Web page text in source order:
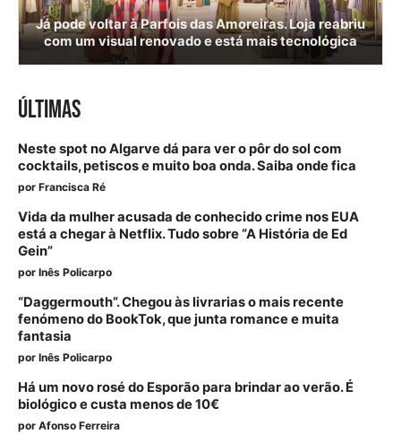
Já pode voltar à Parfois das Amoreiras. Loja reabriu
com um visual renovado e está mais tecnológica
ÚLTIMAS
Neste spot no Algarve dá para ver o pôr do sol com
cocktails, petiscos e muito boa onda. Saiba onde fica
por Francisca Ré
Vida da mulher acusada de conhecido crime nos EUA
está a chegar à Netflix. Tudo sobre “A História de Ed
Gein”
por Inês Policarpo
“Daggermouth”. Chegou às livrarias o mais recente
fenómeno do BookTok, que junta romance e muita
fantasia
por Inês Policarpo
Há um novo rosé do Esporão para brindar ao verão. É
biológico e custa menos de 10€
por Afonso Ferreira